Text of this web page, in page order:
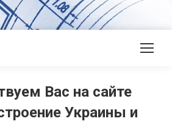
Вас на сайте
Украины и